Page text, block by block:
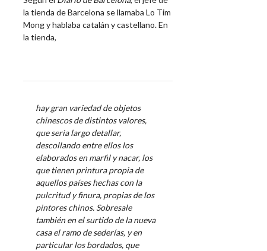
la tienda de Barcelona se llamaba Lo Tim
Mong y hablaba catalán y castellano. En
la tienda,
hay gran variedad de objetos
chinescos de distintos valores,
que seria largo detallar,
descollando entre ellos los
elaborados en marfil y nacar, los
que tienen printura propia de
aquellos países hechas con la
pulcritud y finura, propias de los
pintores chinos. Sobresale
también en el surtido de la nueva
casa el ramo de sederías, y en
particular los bordados, que